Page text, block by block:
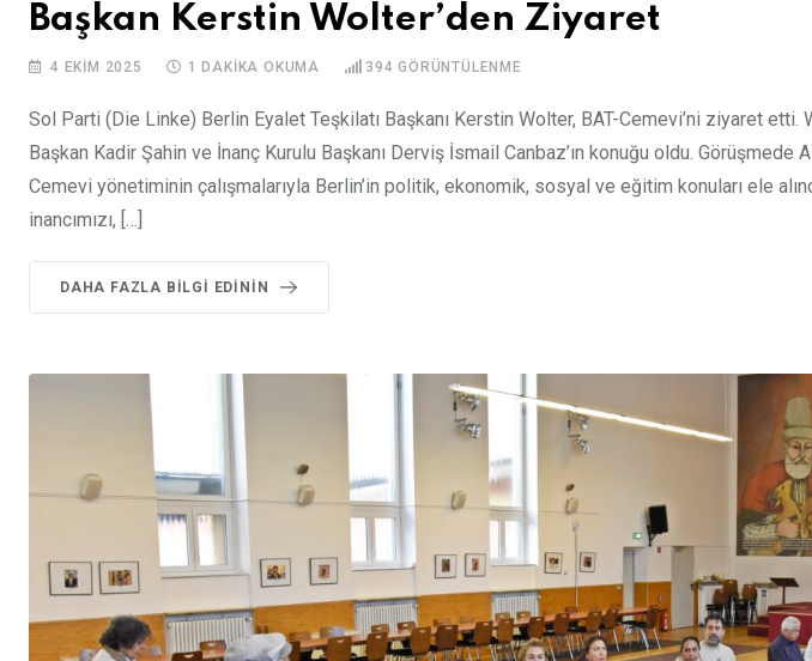
Başkan Kerstin Wolter’den Ziyaret
4 EKIM 2025 1 DAKIKA OKUMA 394 GÖRÜNTÜLENME
Sol Parti (Die Linke) Berlin Eyalet Teşkilatı Başkanı Kerstin Wolter, BAT-Cemevi’ni ziyaret etti.
Başkan Kadir Şahin ve İnanç Kurulu Başkanı Derviş İsmail Canbaz’ın konuğu oldu. Görüşmede
Cemevi yönetiminin çalışmalarıyla Berlin’in politik, ekonomik, sosyal ve eğitim konuları ele
inancımızı, […]
DAHA FAZLA BILGI EDININ